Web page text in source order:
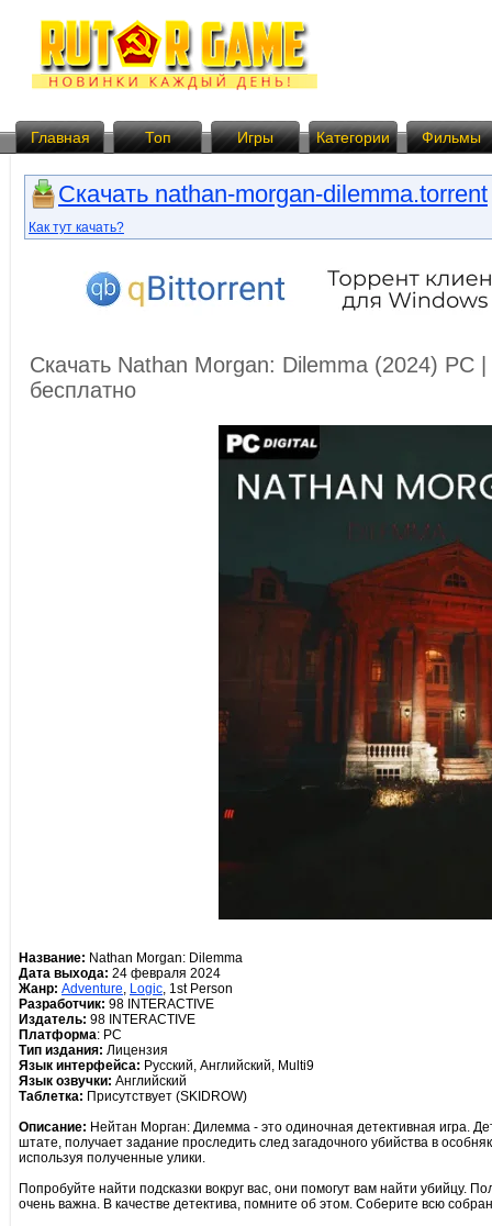
Главная Топ Игры Категории Фильмы
Скачать nathan-morgan-dilemma.torrent
Как тут качать?
Скачать Nathan Morgan: Dilemma (2024) PC
бесплатно
Название: Nathan Morgan: Dilemma
Дата выхода: 24 февраля 2024
Жанр: Adventure, Logic, 1st Person
Разработчик: 98 INTERACTIVE
Издатель: 98 INTERACTIVE
Платформа: PC
Тип издания: Лицензия
Язык интерфейса: Русский, Английский, Multi9
Язык озвучки: Английский
Таблетка: Присутствует (SKIDROW)
Описание: Нейтан Морган: Дилемма - это одиночная детективная игра.
штате, получает задание проследить след загадочного убийства в
используя полученные улики.
Попробуйте найти подсказки вокруг вас, они помогут вам найти убийцу.
очень важна. В качестве детектива, помните об этом. Соберите всю